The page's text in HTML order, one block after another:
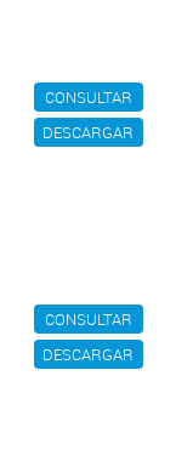
CONSULTAR
DESCARGAR
CONSULTAR
DESCARGAR